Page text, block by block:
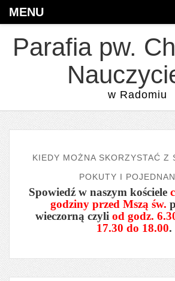
MENU
Parafia pw.
w Radomiu
KIEDY MOŻNA SKORZYSTAĆ Z
POKUTY I
Spowiedź w naszym kościele
godziny przed Mszą św.
wieczorną czyli od godz.
17.30 do 18.00.